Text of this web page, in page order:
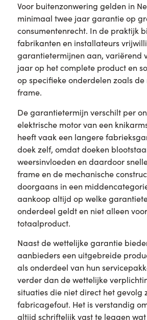
Voor buitenzonwering gelden in
minimaal twee jaar garantie op
consumentenrecht. In de praktijk
fabrikanten en installateurs
garantietermijnen aan, variërend
jaar op het complete product en
op specifieke onderdelen zoals de
frame.
De garantietermijn verschilt per
elektrische motor van een
heeft vaak een langere
doek zelf, omdat doeken
weersinvloeden en daardoor
frame en de mechanische
doorgaans in een
aankoop altijd op welke
onderdeel geldt en niet alleen
totaalproduct.
Naast de wettelijke garantie
aanbieders een uitgebreide
als onderdeel van hun
verder dan de wettelijke
situaties die niet direct het gevolg
fabricagefout. Het is verstandig
altijd schriftelijk vast te leggen